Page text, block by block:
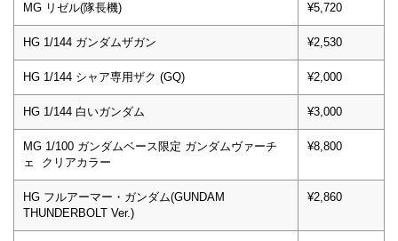
MG リゼル(隊長機) ¥5,720
HG 1/144 ガンダムザガン ¥2,530
HG 1/144 シャア専用ザク (GQ) ¥2,000
HG 1/144 白いガンダム ¥3,000
MG 1/100 ガンダムベース限定 ガンダムヴァーチ
ェ クリアカラー
¥8,800
HG フルアーマー・ガンダム(GUNDAM
THUNDERBOLT Ver.)
¥2,860